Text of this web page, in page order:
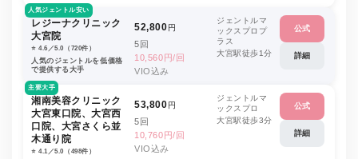
人気ジェントル安い
レジーナクリニック
大宮院
⭐️ 4.6／5.0（720件）
人気のジェントルを低価格
で提供する大手
52,800円
5回
10,560円/回
VIO込み
ジェントルマ
ックスプロプ
ラス
大宮駅徒歩1分
公式
詳細
主要大手
湘南美容クリニック
大宮東口院、大宮西
口院、大宮さくら並
木通り院
⭐️ 4.1／5.0（498件）
53,800円
5回
10,760円/回
VIO込み
ジェントルマ
ックスプロ
大宮駅徒歩3分
公式
詳細